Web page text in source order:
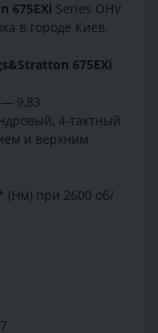
675EXi Series OHV
в городе Киев.
675EXi
9,83
4-тактный
и верхним
(Нм) при 2600 об/